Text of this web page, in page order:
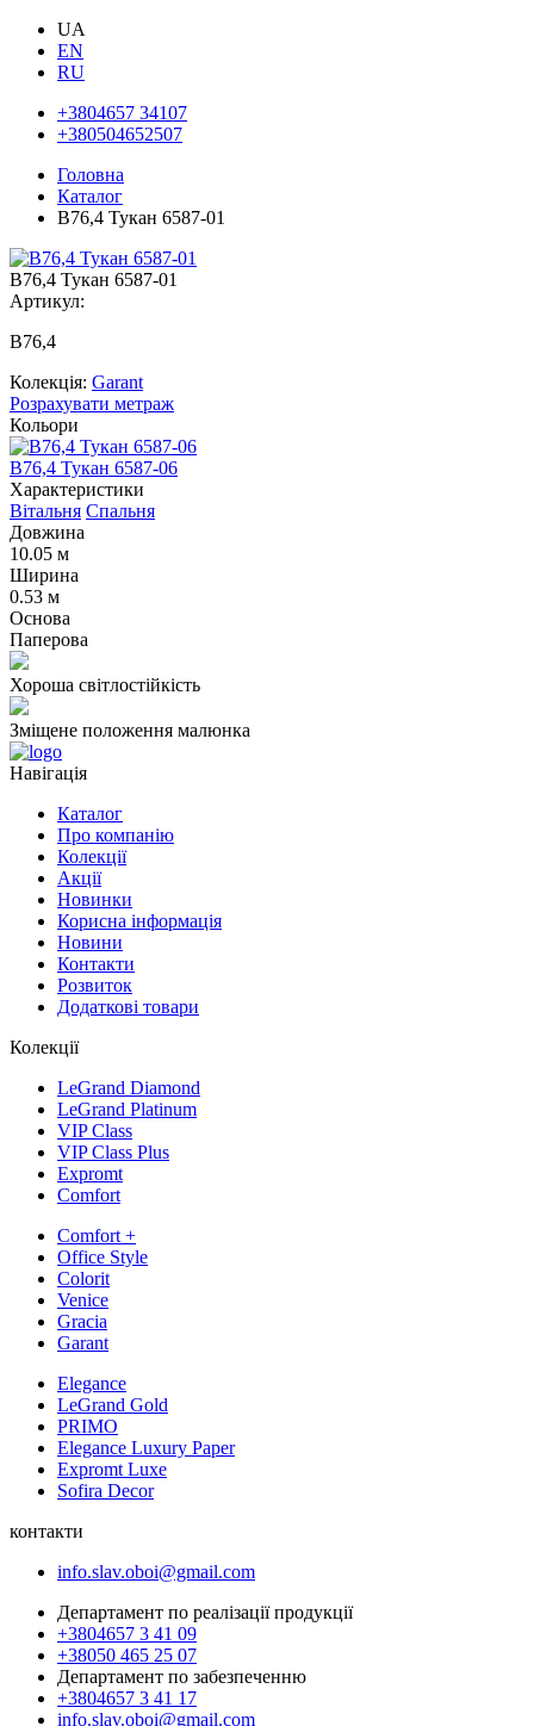
UA
EN
RU
+3804657 34107
+380504652507
Головна
Каталог
В76,4 Тукан 6587-01
В76,4 Тукан 6587-01
Артикул:
В76,4
Колекція: Garant
Розрахувати метраж
Кольори
В76,4 Тукан 6587-06
Характеристики
Вітальня Спальня
Довжина
10.05 м
Ширина
0.53 м
Основа
Паперова
Хороша світлостійкість
Зміщене положення малюнка
Навігація
Каталог
Про компанію
Колекції
Акції
Новинки
Корисна інформація
Новини
Контакти
Розвиток
Додаткові товари
Колекції
LeGrand Diamond
LeGrand Platinum
VIP Class
VIP Class Plus
Expromt
Comfort
Comfort +
Office Style
Colorit
Venice
Gracia
Garant
Elegance
LeGrand Gold
PRIMO
Elegance Luxury Paper
Expromt Luxe
Sofira Decor
контакти
info.slav.oboi@gmail.com
Департамент по реалізації продукції
+3804657 3 41 09
+38050 465 25 07
Департамент по забезпеченню
+3804657 3 41 17
info.slav.oboi@gmail.com